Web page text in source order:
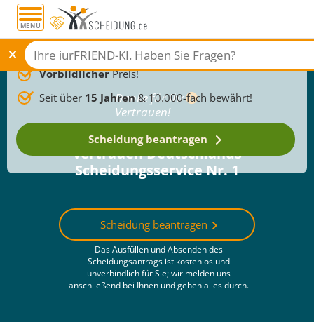
MENÜ
TÜV-zertifizierte Service-Qualität,sicher& 24/7
erreichbar!
VorbildlicherPreis!
Seit über 15 Jahren& 10.000-fach bewährt!
Scheidung beantragen
Danke für Ihr
Vertrauen!
Mehr als555.000 Menschen
vertrauen Deutschlands
Scheidungsservice Nr. 1
Scheidung beantragen
Das Ausfüllen und Absenden des
Scheidungsantrags ist kostenlos und
unverbindlich für Sie; wir melden uns
anschließend bei Ihnen und gehen alles durch.